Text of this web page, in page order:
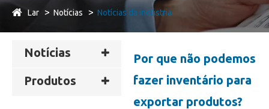
Lar Notícias Notícias da indústria
Notícias
Produtos
Por que não podemos
fazer inventário para
exportar produtos?